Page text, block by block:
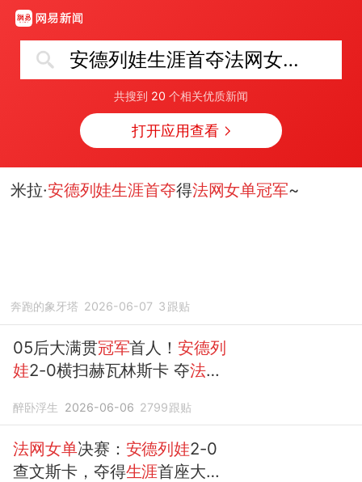
安德列娃生涯首夺法网女单冠军
共搜到 20 个相关优质新闻
打开应用查看
米拉·安德列娃生涯首夺得法网女单冠军~
奔跑的象牙塔 2026-06-07 3 跟贴
05后大满贯冠军首人！安德列
娃2-0横扫赫瓦林斯卡 夺法网
醉卧浮生 2026-06-06 2799跟贴
法网女单决赛： 安德列娃2-0
查文斯卡，夺得生涯首座大满